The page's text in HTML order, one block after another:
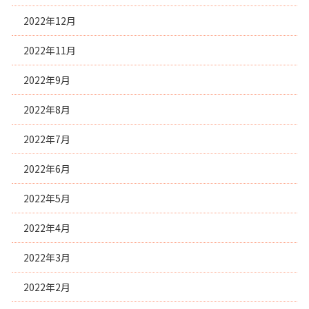
2022年12月
2022年11月
2022年9月
2022年8月
2022年7月
2022年6月
2022年5月
2022年4月
2022年3月
2022年2月